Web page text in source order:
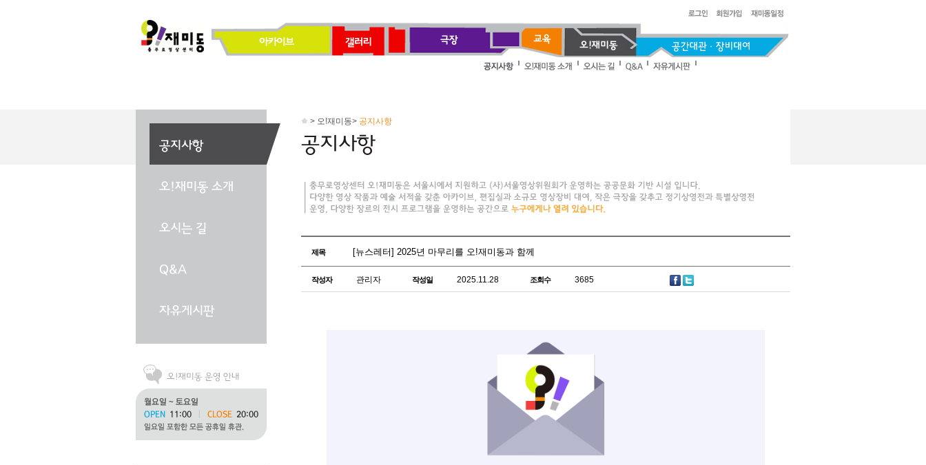
> 오!재미동> 공지사항
제목 [뉴스레터] 2025년 마무리를 오!재미동과 함께
작성자 관리자 작성일 2025.11.28 조회수 3685